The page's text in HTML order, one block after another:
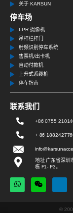
关于 KARSUN
停车场
LPR 摄像机
吊杆栏杆门
射频识别停车系统
售票机/出卡机
自动付款机
上升式系缆桩
停车指南
联系我们
+86 0755
+ 86
地址 广东省深圳
栋 F1- F3。
©